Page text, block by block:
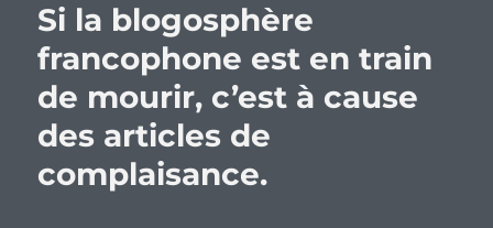
accorder
crédit
à
la
Si la blogosphère
francophone est en train
de mourir, c’est à cause
des articles de
complaisance.